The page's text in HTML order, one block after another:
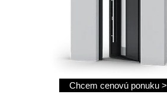
Chcem cenovú ponuku >